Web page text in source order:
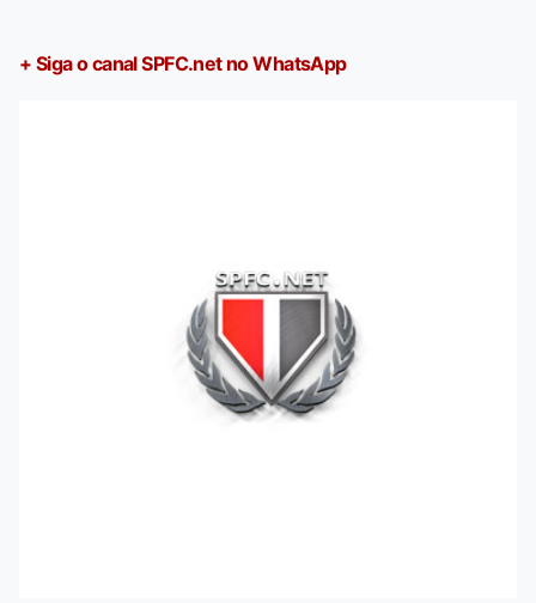
+ Siga o canal SPFC.net no WhatsApp